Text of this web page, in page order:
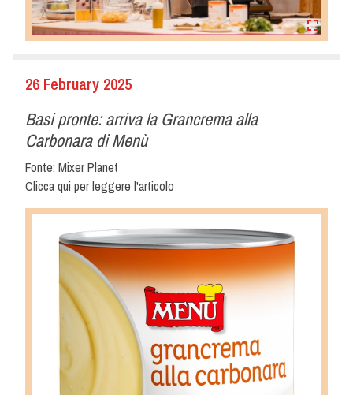
26 February 2025
Basi pronte: arriva la Grancrema alla
Carbonara di Menù
Fonte: Mixer Planet
Clicca qui per leggere l'articolo